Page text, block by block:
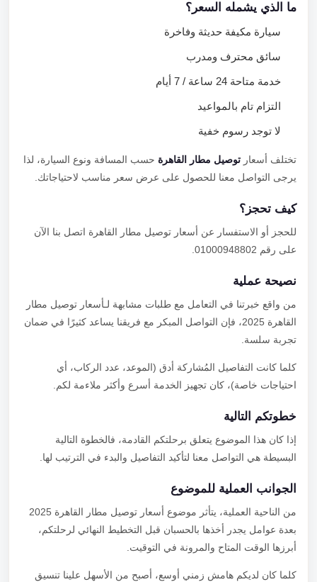
ما الذي يشمله السعر؟
سيارة مكيفة حديثة وفاخرة
سائق محترف ومدرب
خدمة متاحة 24 ساعة / 7 أيام
التزام تام بالمواعيد
لا توجد رسوم خفية
تختلف أسعارتوصيل مطار القاهرةحسب المسافة ونوع السيارة، لذا
يرجى التواصل معنا للحصول على عرض سعر مناسب لاحتياجاتك.
كيف تحجز؟
للحجز أو الاستفسار عن أسعار توصيل مطار القاهرة اتصل بنا الآن
على رقم 01000948802.
نصيحة عملية
من واقع خبرتنا في التعامل مع طلبات مشابهة لـأسعار توصيل مطار
القاهرة 2025، فإن التواصل المبكر مع فريقنا يساعد كثيرًا في ضمان
تجربة سلسة.
كلما كانت التفاصيل المُشاركة أدق (الموعد، عدد الركاب، أي
احتياجات خاصة)، كان تجهيز الخدمة أسرع وأكثر ملاءمة لكم.
خطوتكم التالية
إذا كان هذا الموضوع يتعلق برحلتكم القادمة، فالخطوة التالية
البسيطة هي التواصل معنا لتأكيد التفاصيل والبدء في الترتيب لها.
الجوانب العملية للموضوع
من الناحية العملية، يتأثر موضوع أسعار توصيل مطار القاهرة 2025
بعدة عوامل يجدر أخذها بالحسبان قبل التخطيط النهائي لرحلتكم،
أبرزها الوقت المتاح والمرونة في التوقيت.
كلما كان لديكم هامش زمني أوسع، أصبح من الأسهل علينا تنسيق